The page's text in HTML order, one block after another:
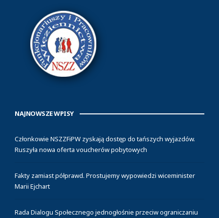
NAJNOWSZE WPISY
Członkowie NSZZFiPW zyskają dostęp do tańszych wyjazdów.
Ruszyła nowa oferta voucherów pobytowych
Fakty zamiast półprawd. Prostujemy wypowiedzi wiceminister
Marii Ejchart
Rada Dialogu Społecznego jednogłośnie przeciw ograniczaniu